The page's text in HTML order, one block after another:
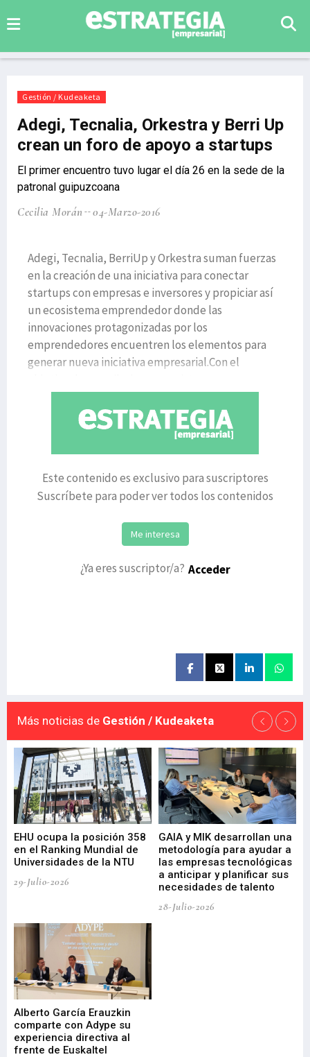
Gestión / Kudeaketa
Adegi, Tecnalia, Orkestra y Berri Up
crean un foro de apoyo a startups
El primer encuentro tuvo lugar el día 26 en la sede de la
patronal guipuzcoana
Cecilia Morán 04-Marzo-2016
Adegi, Tecnalia, BerriUp y Orkestra suman fuerzas
en la creación de una iniciativa para conectar
startups con empresas e inversores y propiciar así
un ecosistema emprendedor donde las
innovaciones protagonizadas por los
emprendedores encuentren los elementos para
generar nueva iniciativa empresarial.Con el
Este contenido es exclusivo para suscriptores
Suscríbete para poder ver todos los contenidos
Me interesa
¿Ya eres suscriptor/a? Acceder
Más noticias de Gestión / Kudeaketa
EHU ocupa la posición 358
en el Ranking Mundial de
Universidades de la NTU
29-Julio-2026
GAIA y MIK desarrollan una
metodología para ayudar a
las empresas tecnológicas
a anticipar y planificar sus
necesidades de talento
28-Julio-2026
Alberto García Erauzkin
comparte con Adype su
experiencia directiva al
frente de Euskaltel